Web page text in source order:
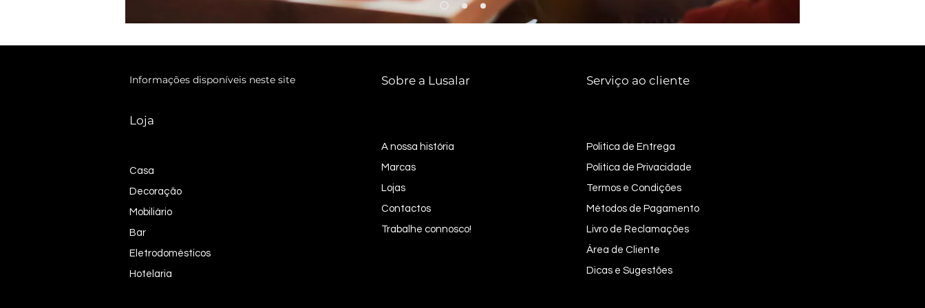
Informações disponíveis neste site
Loja
Sobre a Lusalar
Casa
Decoração
Mobiliário
Bar
Eletrodomésticos
Hotelaria
A nossa história
Marcas
Lojas
Contactos
Trabalhe connosco!
Serviço ao cliente
Politica de Entrega
Politica de Privacidade
Termos e Condições
Métodos de Pagamento
Livro de Reclamações
Área de Cliente
Dicas e Sugestões